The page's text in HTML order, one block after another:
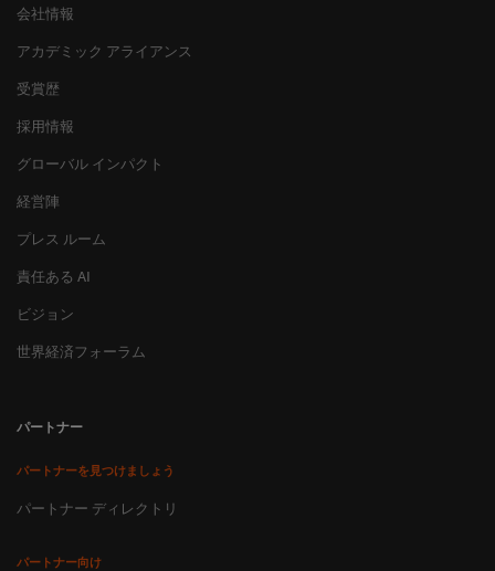
会社情報
アカデミック アライアンス
受賞歴
採用情報
グローバル インパクト
経営陣
プレス ルーム
責任ある AI
ビジョン
世界経済フォーラム
パートナー
パートナーを見つけましょう
パートナー ディレクトリ
パートナー向け